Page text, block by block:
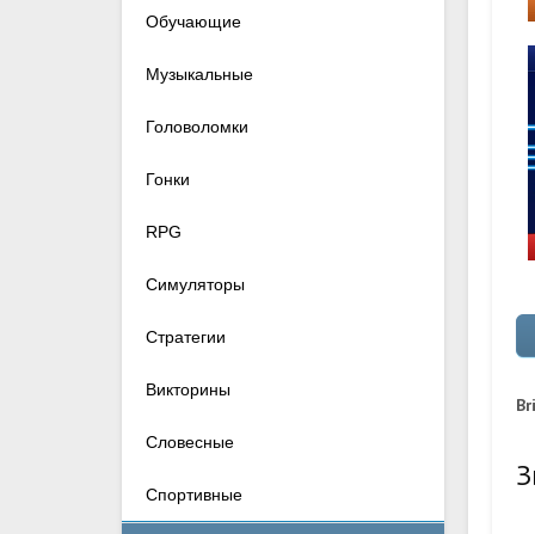
Обучающие
Музыкальные
Головоломки
Гонки
RPG
Симуляторы
Стратегии
Викторины
Словесные
Спортивные